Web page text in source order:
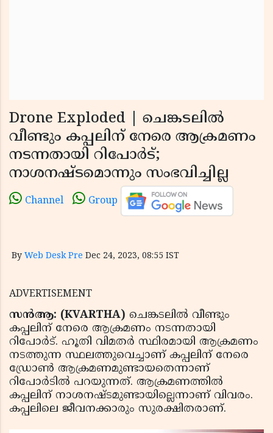
Drone Exploded | ചെങ്കടലില്‍
വീണ്ടും കപ്പലിന് നേരെ ആക്രമണം
നടന്നതായി റിപോര്‍ട്;
നാശനഷ്ടമൊന്നും സംഭവിച്ചില്ല
Channel Group
By Web Desk Pre Dec 24, 2023, 08:55 IST
ADVERTISEMENT
സന്‍ആ: (KVARTHA) ചെങ്കടലില്‍ വീണ്ടും
കപ്പലിന് നേരെ ആക്രമണം നടന്നതായി
റിപോര്‍ട്. ഹൂതി വിമതര്‍ സ്ഥിരമായി ആക്രമണം
നടത്തുന്ന സ്ഥലത്തുവെച്ചാണ് കപ്പലിന് നേരെ
ഡ്രോണ്‍ ആക്രമണമുണ്ടായതെന്നാണ്
റിപോര്‍ടില്‍ പറയുന്നത്. ആക്രമണത്തില്‍
കപ്പലിന് നാശനഷ്ടമുണ്ടായില്ലെന്നാണ് വിവരം.
കപ്പലിലെ ജീവനക്കാരും സുരക്ഷിതരാണ്.